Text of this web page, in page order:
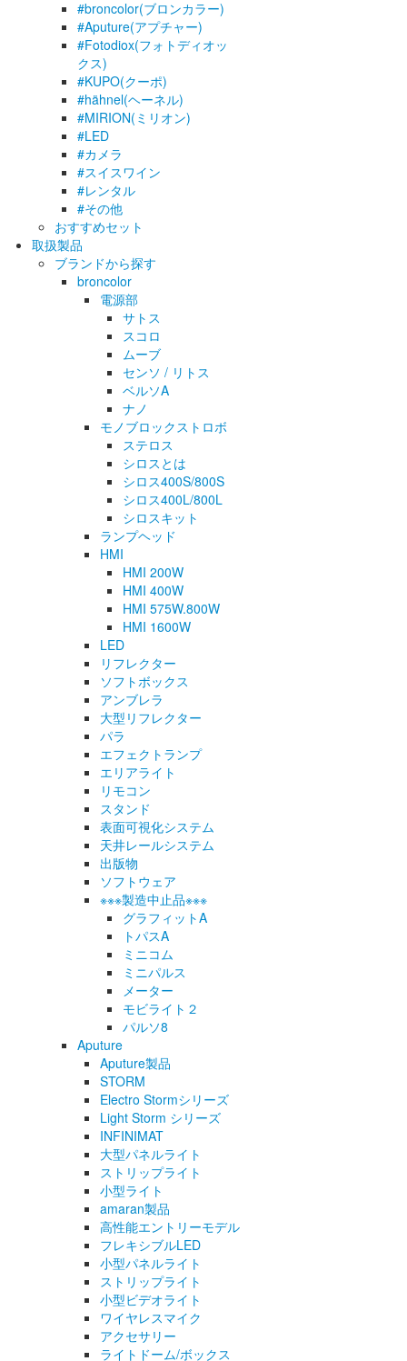
#broncolor(ブロンカラー)
#Aputure(アプチャー)
#Fotodiox(フォトディオッ
クス)
#KUPO(クーポ)
#hähnel(ヘーネル)
#MIRION(ミリオン)
#LED
#カメラ
#スイスワイン
#レンタル
#その他
おすすめセット
取扱製品
ブランドから探す
broncolor
電源部
サトス
スコロ
ムーブ
センソ / リトス
ベルソA
ナノ
モノブロックストロボ
ステロス
シロスとは
シロス400S/800S
シロス400L/800L
シロスキット
ランプヘッド
HMI
HMI 200W
HMI 400W
HMI 575W.800W
HMI 1600W
LED
リフレクター
ソフトボックス
アンブレラ
大型リフレクター
パラ
エフェクトランプ
エリアライト
リモコン
スタンド
表面可視化システム
天井レールシステム
出版物
ソフトウェア
※※※製造中止品※※※
グラフィットA
トパスA
ミニコム
ミニパルス
メーター
モビライト２
パルソ8
Aputure
Aputure製品
STORM
Electro Stormシリーズ
Light Storm シリーズ
INFINIMAT
大型パネルライト
ストリップライト
小型ライト
amaran製品
高性能エントリーモデル
フレキシブルLED
小型パネルライト
ストリップライト
小型ビデオライト
ワイヤレスマイク
アクセサリー
ライトドーム/ボックス